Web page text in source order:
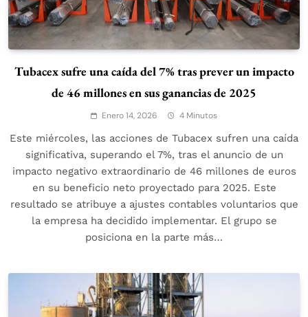
Tubacex sufre una caída del 7% tras prever un impacto
de 46 millones en sus ganancias de 2025
Enero 14, 2026 4 Minutos
Este miércoles, las acciones de Tubacex sufren una caída
significativa, superando el 7%, tras el anuncio de un
impacto negativo extraordinario de 46 millones de euros
en su beneficio neto proyectado para 2025. Este
resultado se atribuye a ajustes contables voluntarios que
la empresa ha decidido implementar. El grupo se
posiciona en la parte más…